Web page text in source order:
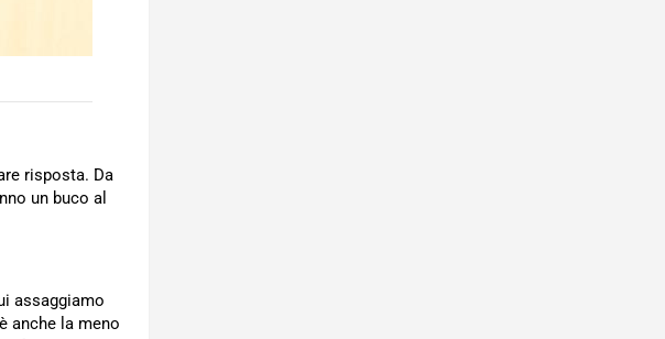
risposta. Da
un buco al
assaggiamo
anche la meno